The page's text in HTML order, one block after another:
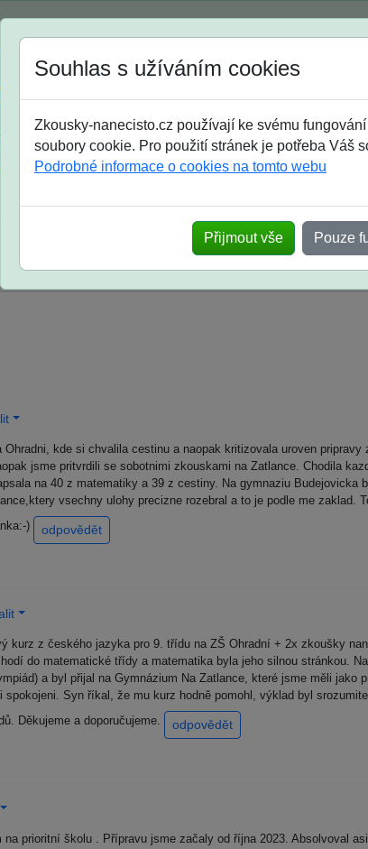
Jak si vybrat
8. třída 9. třída střední maturanti soutěže
na SŠ? Vaše ohlasy po skutečných
Souhlas s užíváním cookies
Zkousky-nanecisto.cz používají ke svému fungování
soubory cookie. Pro použití stránek je potřeba Váš
Podrobné informace o cookies na tomto webu
Přijmout vše Pouze
Ohradni, kde si chvalila cestinu a naopak kritizovala uroven
jsme pritvrdili se sobotnimi zkouskami na Zatlance. Chodila
na 40 z matematiky a 39 z cestiny. Na gymnaziu Budejovicka
vsechny ulohy precizne rozebral a to je podle me zaklad.
)
odpovědět
kurz z českého jazyka pro 9. třídu na ZŠ Ohradní + 2x zkoušky
do matematické třídy a matematika byla jeho silnou stránkou.
a byl přijal na Gymnázium Na Zatlance, které jsme měli
Syn říkal, že mu kurz hodně pomohl, výklad byl
Děkujeme a doporučujeme.
odpovědět
na prioritní školu . Přípravu jsme začaly od října 2023. Absolvoval